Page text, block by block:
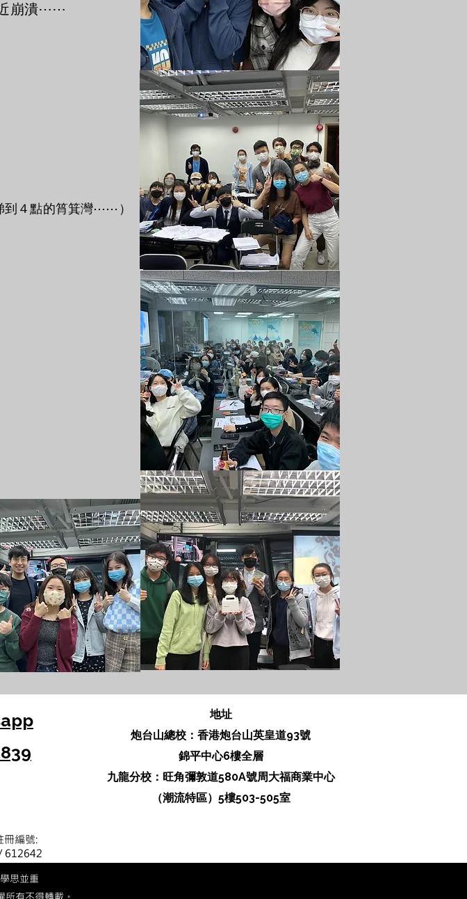
近崩潰⋯⋯
４點的筲箕灣⋯⋯）
​地址
炮台山總校：香港炮台山英皇道93號
錦平中心6樓全層
​九龍分校：旺角彌敦道580A號周大福商業中心
（潮流特區）5樓503-505室
冊編號:
612642
思並重